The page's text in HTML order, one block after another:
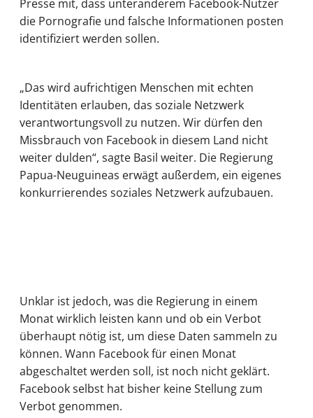
Presse mit, dass unteranderem Facebook-Nutzer
die Pornografie und falsche Informationen posten
identifiziert werden sollen.
„Das wird aufrichtigen Menschen mit echten
Identitäten erlauben, das soziale Netzwerk
verantwortungsvoll zu nutzen. Wir dürfen den
Missbrauch von Facebook in diesem Land nicht
weiter dulden“, sagte Basil weiter. Die Regierung
Papua-Neuguineas erwägt außerdem, ein eigenes
konkurrierendes soziales Netzwerk aufzubauen.
Unklar ist jedoch, was die Regierung in einem
Monat wirklich leisten kann und ob ein Verbot
überhaupt nötig ist, um diese Daten sammeln zu
können. Wann Facebook für einen Monat
abgeschaltet werden soll, ist noch nicht geklärt.
Facebook selbst hat bisher keine Stellung zum
Verbot genommen.